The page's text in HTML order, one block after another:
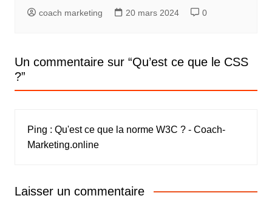
coach marketing 20 mars 2024 0
Un commentaire sur “Qu’est ce que le CSS
?”
Ping : Qu'est ce que la norme W3C ? - Coach-
Marketing.online
Laisser un commentaire